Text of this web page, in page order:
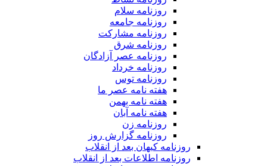
روزنامه سلام
روزنامه جامعه
روزنامه مشارکت
روزنامه شرق
روزنامه عصر آزادگان
روزنامه خرداد
روزنامه توس
هفته نامه عصر ما
هفته نامه بهمن
هفته نامه آبان
روزنامه زن
روزنامه گزارش روز
روزنامه کیهان بعد از انقلاب
روزنامه اطلاعات بعد از انقلاب